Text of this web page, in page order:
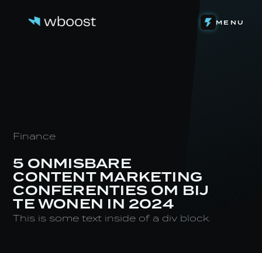
MENU
Finance
5 ONMISBARE
CONTENT MARKETING
CONFERENTIES OM BIJ
TE WONEN IN 2024
This is some text inside of a div block.